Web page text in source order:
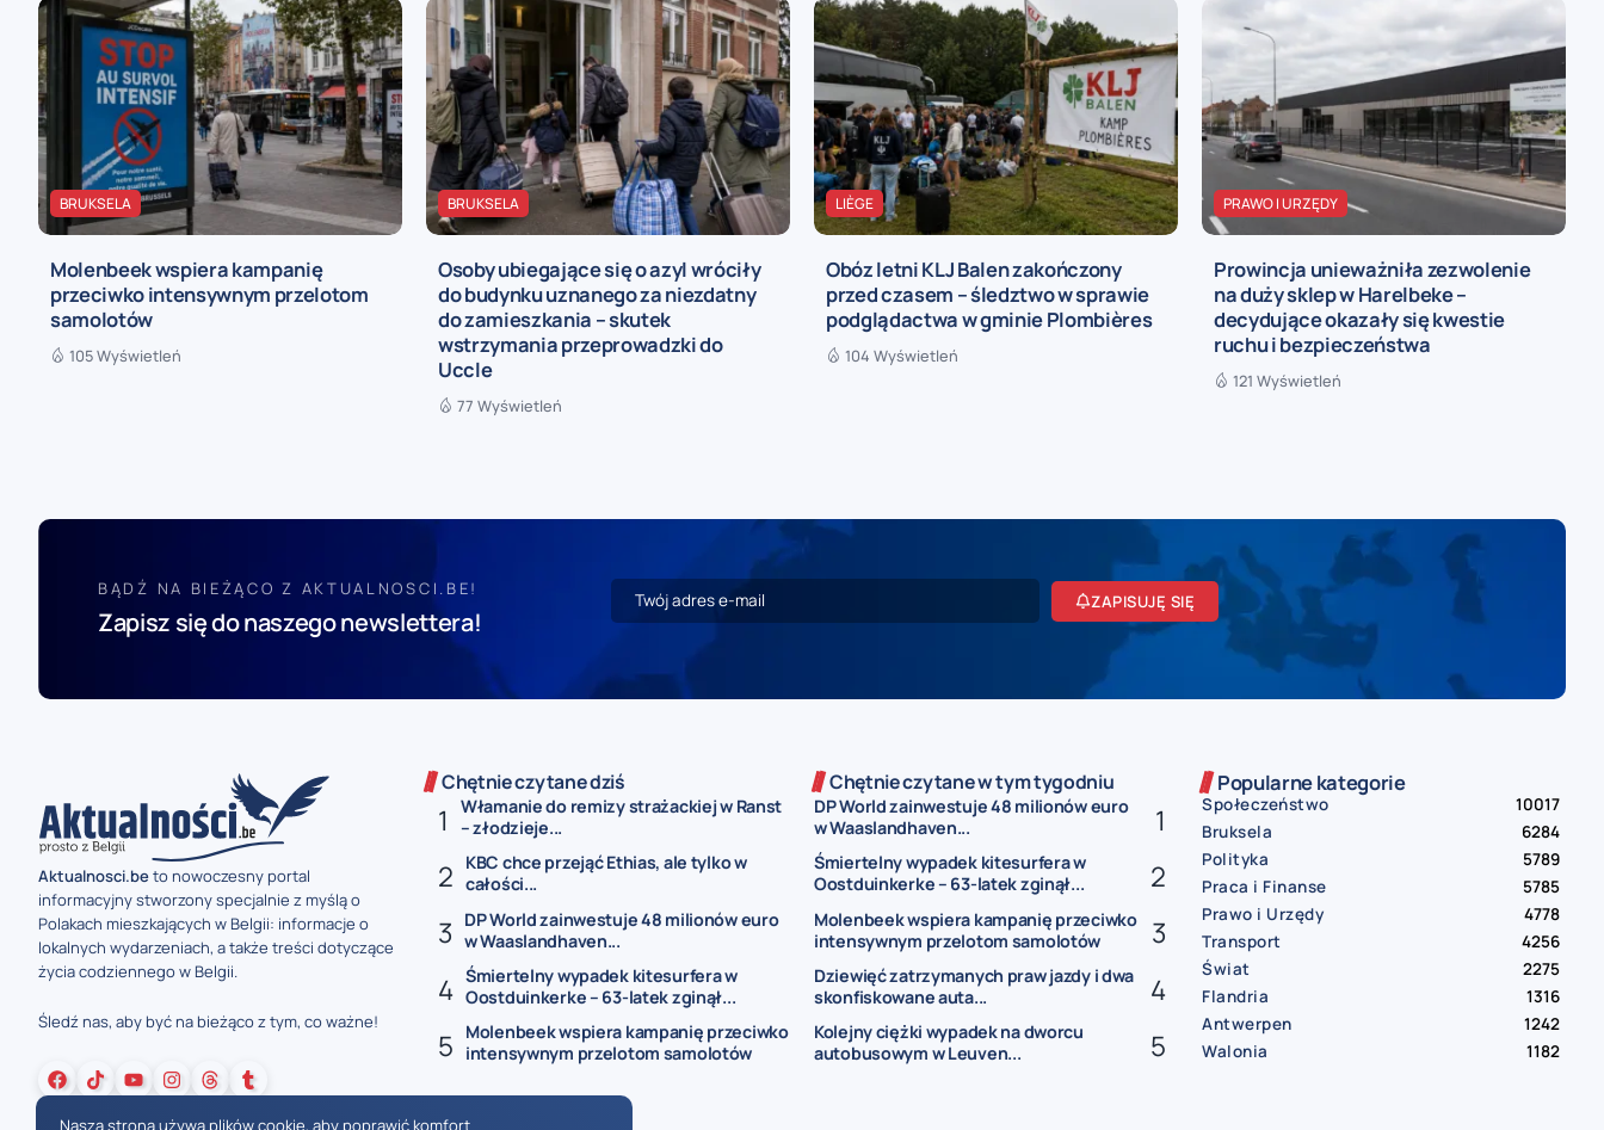
BRUKSELA
Molenbeek wspiera kampanię
przeciwko intensywnym przelotom
samolotów
105 Wyświetleń
BRUKSELA
Osoby ubiegające się o azyl wróciły
do budynku uznanego za niezdatny
do zamieszkania – skutek
wstrzymania przeprowadzki do
Uccle
77 Wyświetleń
LIÈGE
Obóz letni KLJ Balen zakończony
przed czasem – śledztwo w sprawie
podglądactwa w gminie Plombières
104 Wyświetleń
PRAWO I URZĘDY
Prowincja unieważniła zezwolenie
na duży sklep w Harelbeke –
decydujące okazały się kwestie
ruchu i bezpieczeństwa
121 Wyświetleń
BĄDŹ NA BIEŻĄCO Z AKTUALNOSCI.BE!
Zapisz się do naszego newslettera!
ZAPISUJĘ SIĘ
Aktualnosci.beto nowoczesny portal
informacyjny stworzony specjalnie z myślą o
Polakach mieszkających w Belgii: informacje o
lokalnych wydarzeniach, a także treści dotyczące
życia codziennego w Belgii.
Śledź nas, aby być na bieżąco z tym, co ważne!
Chętnie czytane dziś
Włamanie do remizy strażackiej w Ranst
– złodzieje...
KBC chce przejąć Ethias, ale tylko w
całości...
DP World zainwestuje 48 milionów euro
w Waaslandhaven...
Śmiertelny wypadek kitesurfera w
Oostduinkerke – 63-latek zginął...
Molenbeek wspiera kampanię przeciwko
intensywnym przelotom samolotów
Chętnie czytane w tym tygodniu
DP World zainwestuje 48 milionów euro
w Waaslandhaven...
Śmiertelny wypadek kitesurfera w
Oostduinkerke – 63-latek zginął...
Molenbeek wspiera kampanię przeciwko
intensywnym przelotom samolotów
Dziewięć zatrzymanych praw jazdy i dwa
skonfiskowane auta...
Kolejny ciężki wypadek na dworcu
autobusowym w Leuven...
Popularne kategorie
Społeczeństwo
10017
Bruksela
6284
Polityka
5789
Praca i Finanse
5785
Prawo i Urzędy
4778
Transport
4256
Świat
2275
Flandria
1316
Antwerpen
1242
Walonia
1182
Nasza strona używa plików cookie, aby poprawić komfort